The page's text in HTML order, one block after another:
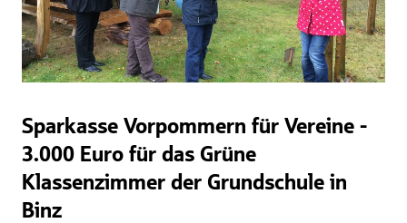
Sparkasse Vorpommern für Vereine -
3.000 Euro für das Grüne
Klassenzimmer der Grundschule in
Binz